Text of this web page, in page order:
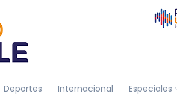
Deportes Internacional Especiales